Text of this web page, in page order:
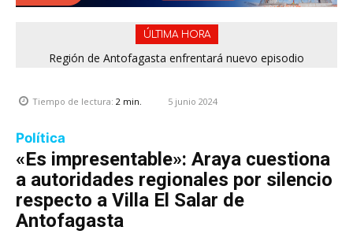
ÚLTIMA HORA
Región de Antofagasta enfrentará nuevo episodio
Tiempo de lectura: 2 min. 5 junio 2024
Política
«Es impresentable»: Araya cuestiona
a autoridades regionales por silencio
respecto a Villa El Salar de
Antofagasta